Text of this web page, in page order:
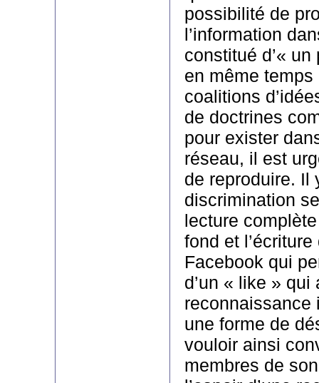
possibilité de
l’information
constitué d’«
en même temps
coalitions
de doctrines
pour exister
réseau, il est
de reproduire. Il
discrimination
lecture
fond et l’écriture
Facebook qui
d’un « like » qui
reconnaissance
une forme de
vouloir ainsi
membres de